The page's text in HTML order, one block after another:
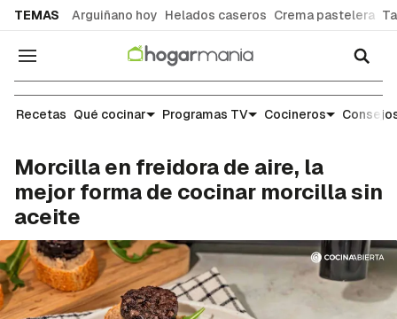
TEMAS Arguiñano hoy Helados caseros Crema pastelera
Navegación
Recetas
Recetas Qué cocinar Programas TV Cocineros
Morcilla en freidora de aire, la
mejor forma de cocinar morcilla sin
aceite